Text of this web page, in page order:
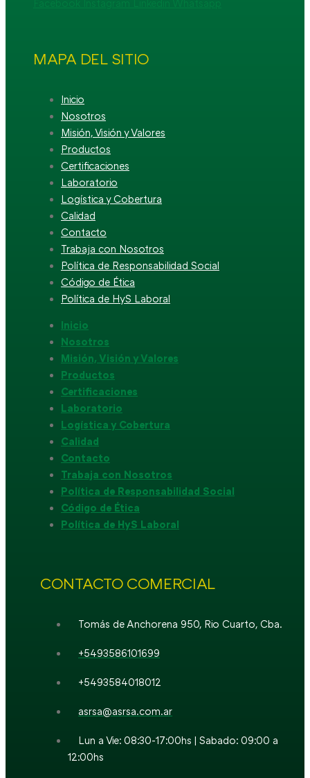
MAPA DEL SITIO
Inicio
Nosotros
Misión, Visión y Valores
Productos
Certificaciones
Laboratorio
Logística y Cobertura
Calidad
Contacto
Trabaja con Nosotros
Política de Responsabilidad Social
Código de Ética
Política de HyS Laboral
Inicio
Nosotros
Misión, Visión y Valores
Productos
Certificaciones
Laboratorio
Logística y Cobertura
Calidad
Contacto
Trabaja con Nosotros
Política de Responsabilidad Social
Código de Ética
Política de HyS Laboral
CONTACTO COMERCIAL
Tomás de Anchorena 950, Rio Cuarto, Cba.
+5493586101699
+5493584018012
asrsa@asrsa.com.ar
Lun a Vie: 08:30-17:00hs | Sabado: 09:00 a
12:00hs